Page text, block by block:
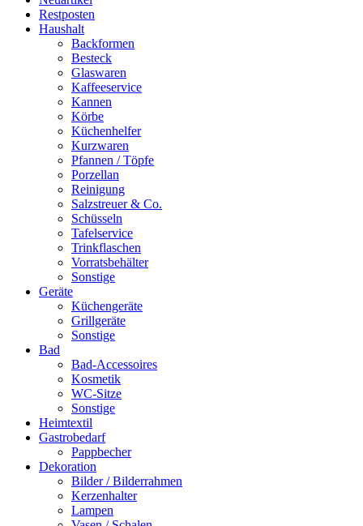
Restposten
Haushalt
Backformen
Besteck
Glaswaren
Kaffeeservice
Kannen
Körbe
Küchenhelfer
Kurzwaren
Pfannen / Töpfe
Porzellan
Reinigung
Salzstreuer & Co.
Schüsseln
Tafelservice
Trinkflaschen
Vorratsbehälter
Sonstige
Geräte
Küchengeräte
Grillgeräte
Sonstige
Bad
Bad-Accessoires
Kosmetik
WC-Sitze
Sonstige
Heimtextil
Gastrobedarf
Pappbecher
Dekoration
Bilder / Bilderrahmen
Kerzenhalter
Lampen